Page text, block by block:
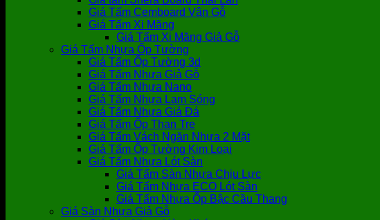
Giá Tấm Cemboard Vân Gỗ
Giá Tấm Xi Măng
Giá Tấm Xi Măng Giả Gỗ
Giá Tấm Nhựa Ốp Tường
Giá Tấm Ốp Tường 3d
Giá Tấm Nhựa Giả Gỗ
Giá Tấm Nhựa Nano
Giá Tấm Nhựa Lam Sóng
Giá Tấm Nhựa Giả Đá
Giá Tấm Ốp Than Tre
Giá Tấm Vách Ngăn Nhựa 2 Mặt
Giá Tấm Ốp Tường Kim Loại
Giá Tấm Nhựa Lót Sàn
Giá Tấm Sàn Nhựa Chịu Lực
Giá Tấm Nhựa ECO Lót Sàn
Giá Tấm Nhựa Ốp Bậc Cầu Thang
Giá Sàn Nhựa Giả Gỗ